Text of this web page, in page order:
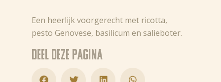
Een heerlijk voorgerecht met ricotta,
pesto Genovese, basilicum en salieboter.
Deel deze pagina